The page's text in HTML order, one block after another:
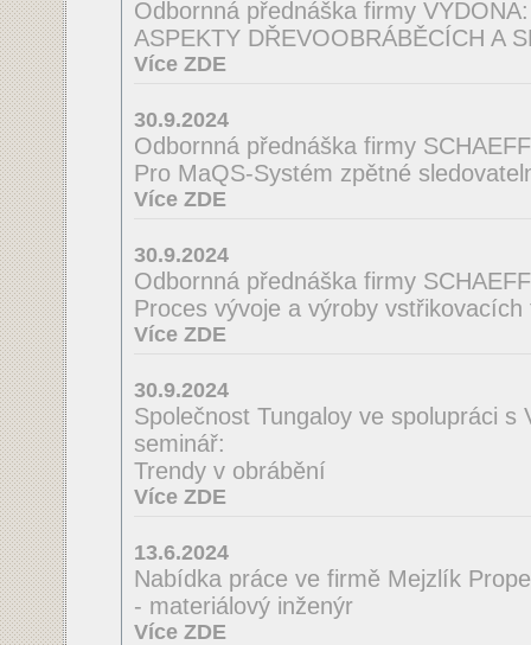
Odbornná přednáška firmy VYDONA:
ASPEKTY DŘEVOOBRÁBĚCÍCH A
Více ZDE
30.9.2024
Odbornná přednáška firmy
Pro MaQS-Systém zpětné
Více ZDE
30.9.2024
Odbornná přednáška firmy
Proces vývoje a výroby vstřikovacích
Více ZDE
30.9.2024
Společnost Tungaloy ve spolupráci s
seminář:
Trendy v obrábění
Více ZDE
13.6.2024
Nabídka práce ve firmě Mejzlík
- materiálový inženýr
Více ZDE